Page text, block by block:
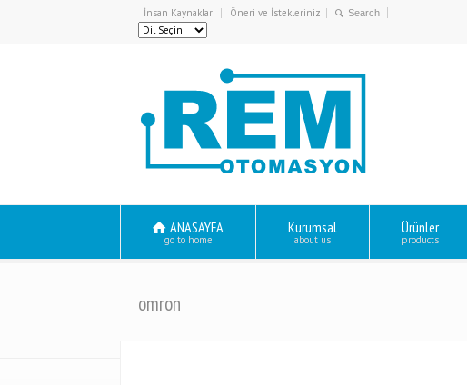
İnsan Kaynakları Öneri ve İstekleriniz
ANASAYFA
go to home
Kurumsal
about us
Ürünler
products
omron